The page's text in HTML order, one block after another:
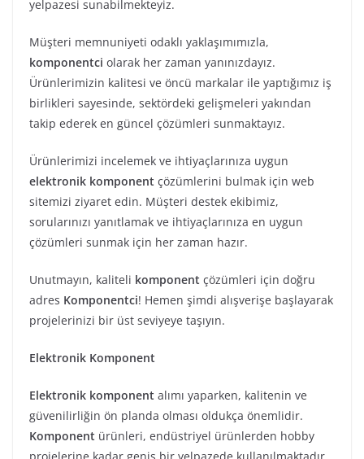
yelpazesi sunabilmekteyiz.
Müşteri memnuniyeti odaklı yaklaşımımızla,
komponentci olarak her zaman yanınızdayız.
Ürünlerimizin kalitesi ve öncü markalar ile yaptığımız iş
birlikleri sayesinde, sektördeki gelişmeleri yakından
takip ederek en güncel çözümleri sunmaktayız.
Ürünlerimizi incelemek ve ihtiyaçlarınıza uygun
elektronik komponent çözümlerini bulmak için web
sitemizi ziyaret edin. Müşteri destek ekibimiz,
sorularınızı yanıtlamak ve ihtiyaçlarınıza en uygun
çözümleri sunmak için her zaman hazır.
Unutmayın, kaliteli komponent çözümleri için doğru
adres Komponentci! Hemen şimdi alışverişe başlayarak
projelerinizi bir üst seviyeye taşıyın.
Elektronik Komponent
Elektronik komponent alımı yaparken, kalitenin ve
güvenilirliğin ön planda olması oldukça önemlidir.
Komponent ürünleri, endüstriyel ürünlerden hobby